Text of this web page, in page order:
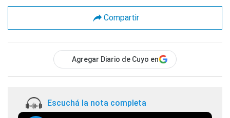
Compartir
Agregar Diario de Cuyo en
Escuchá la nota completa